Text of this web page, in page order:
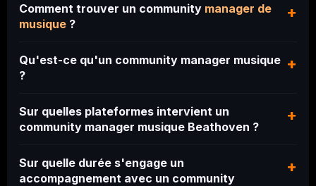
Comment trouver un community manager de
musique ?
+
Qu'est-ce qu'un community manager musique
?
+
Sur quelles plateformes intervient un
community manager musique Beathoven ?
+
Sur quelle durée s'engage un
accompagnement avec un community
+